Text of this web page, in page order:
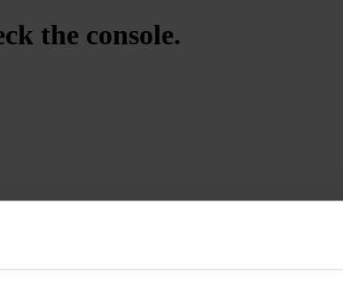
the console.